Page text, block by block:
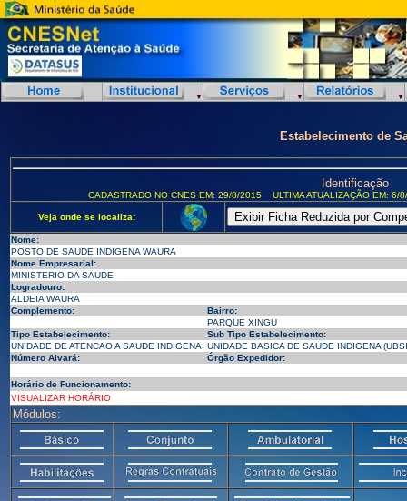
Estabelecimento de
Identificação
CADASTRADO NO CNES EM: 29/8/2015 ULTIMA ATUALIZAÇÃO EM:
Veja onde se localiza:
Nome:
POSTO DE SAUDE INDIGENA WAURA
Nome Empresarial:
MINISTERIO DA SAUDE
Logradouro:
ALDEIA WAURA
Complemento:
Bairro:
PARQUE XINGU
Tipo Estabelecimento:
Sub Tipo Estabelecimento:
UNIDADE DE ATENCAO A SAUDE INDIGENA
UNIDADE BASICA DE SAUDE INDIGENA
Número Alvará:
Órgão Expedidor:
Horário de Funcionamento:
VISUALIZAR HORÁRIO
Módulos: